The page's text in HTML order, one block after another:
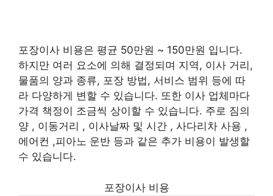
포장이사 비용은 평균 50만원 ~ 150만원 입니다.
하지만 여러 요소에 의해 결정되며 지역, 이사 거리,
물품의 양과 종류, 포장 방법, 서비스 범위 등에 따
라 다양하게 변할 수 있습니다. 또한 이사 업체마다
가격 책정이 조금씩 상이할 수 있습니다. 주로 짐의
양 , 이동거리 , 이사날짜 및 시간 , 사다리차 사용 ,
에어컨 ,피아노 운반 등과 같은 추가 비용이 발생할
수 있습니다.
포장이사 비용